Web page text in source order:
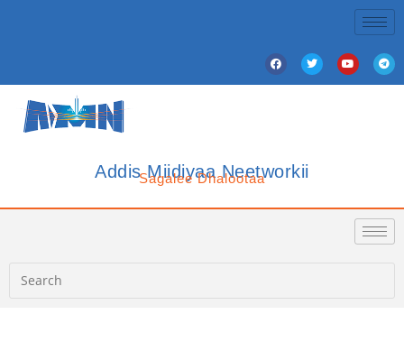
Addis Miidiyaa Neetworkii
Sagalee Dhalootaa